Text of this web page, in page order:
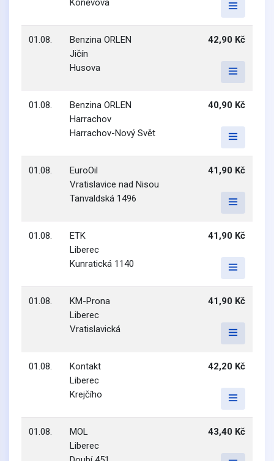
Koněvova
01.08.
Benzina ORLEN
Jičín
Husova
42,90 Kč
01.08.
Benzina ORLEN
Harrachov
Harrachov-Nový Svět
40,90 Kč
01.08.
EuroOil
Vratislavice nad Nisou
Tanvaldská 1496
41,90 Kč
01.08.
ETK
Liberec
Kunratická 1140
41,90 Kč
01.08.
KM-Prona
Liberec
Vratislavická
41,90 Kč
01.08.
Kontakt
Liberec
Krejčího
42,20 Kč
01.08.
MOL
Liberec
43,40 Kč